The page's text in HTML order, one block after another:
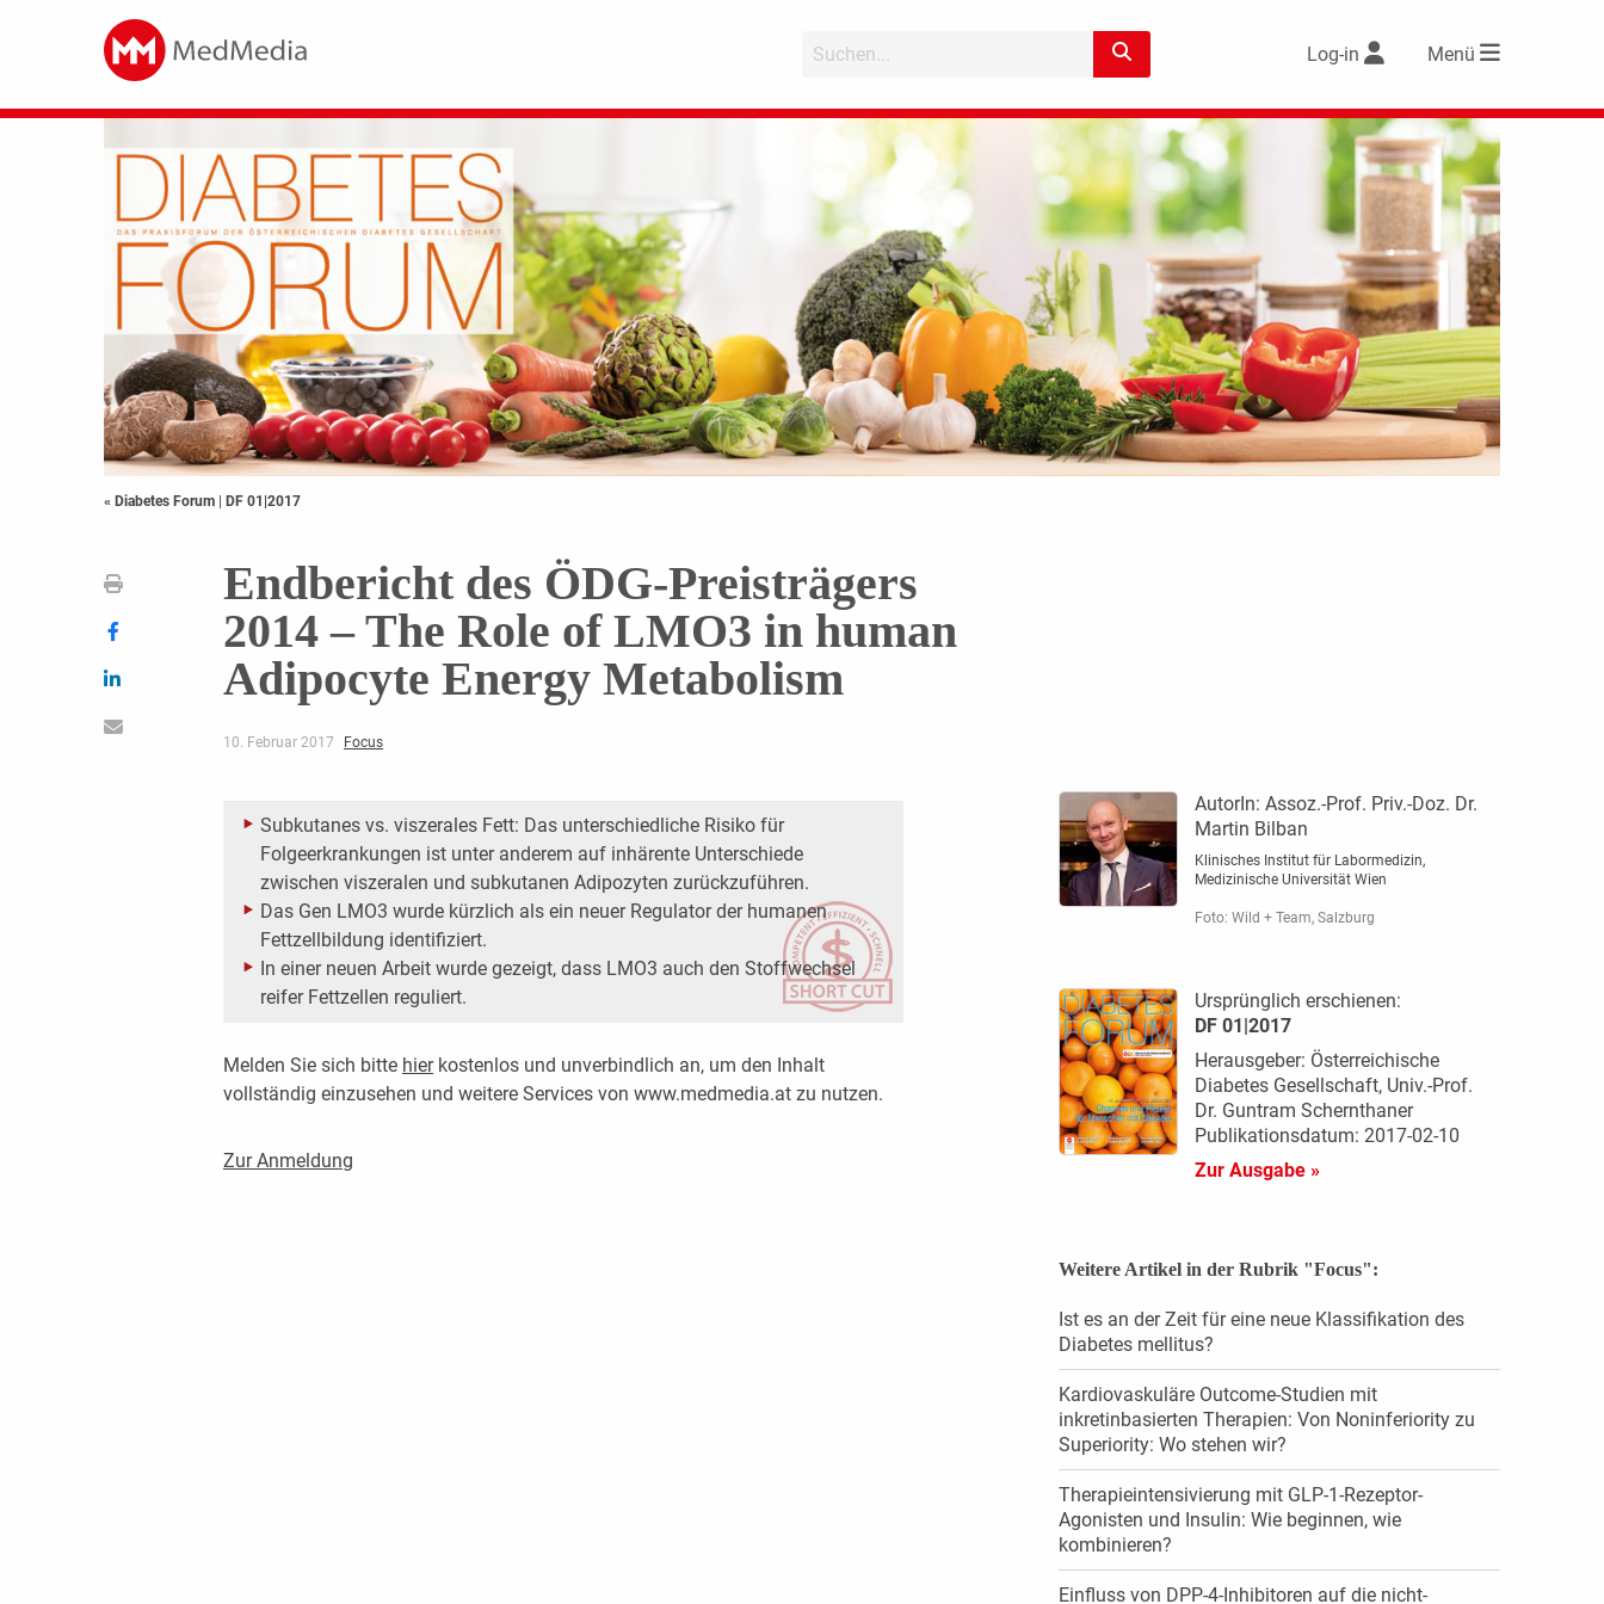
Log-in Menü
« Diabetes Forum | DF 01|2017
Endbericht des ÖDG-Preisträgers
2014 – The Role of LMO3 in human
Adipocyte Energy Metabolism
10. Februar 2017 Focus
Subkutanes vs. viszerales Fett: Das unterschiedliche Risiko für
Folgeerkrankungen ist unter anderem auf inhärente Unterschiede
zwischen viszeralen und subkutanen Adipozyten zurückzuführen.
Das Gen LMO3 wurde kürzlich als ein neuer Regulator der humanen
Fettzellbildung identifiziert.
In einer neuen Arbeit wurde gezeigt, dass LMO3 auch den Stoffwechsel
reifer Fettzellen reguliert.
Melden Sie sich bitte hierkostenlos und unverbindlich an, um den Inhalt
vollständig einzusehen und weitere Services von www.medmedia.at zu nutzen.
Zur Anmeldung
AutorIn: Assoz.-Prof. Priv.-Doz. Dr.
Martin Bilban
Klinisches Institut für Labormedizin,
Medizinische Universität Wien
Foto: Wild + Team, Salzburg
Ursprünglich erschienen:
DF 01|2017
Herausgeber: Österreichische
Diabetes Gesellschaft, Univ.-Prof.
Dr. Guntram Schernthaner
Publikationsdatum: 2017-02-10
Zur Ausgabe »
Weitere Artikel in der Rubrik "Focus":
Ist es an der Zeit für eine neue Klassifikation des
Diabetes mellitus?
Kardiovaskuläre Outcome-Studien mit
inkretinbasierten Therapien: Von Noninferiority zu
Superiority: Wo stehen wir?
Therapieintensivierung mit GLP-1-Rezeptor-
Agonisten und Insulin: Wie beginnen, wie
kombinieren?
Einfluss von DPP-4-Inhibitoren auf die nicht-